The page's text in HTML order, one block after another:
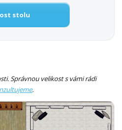
stolu
Správnou velikost s vámi rádi
.